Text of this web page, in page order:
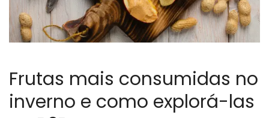
Frutas mais consumidas no
inverno e como explorá-las